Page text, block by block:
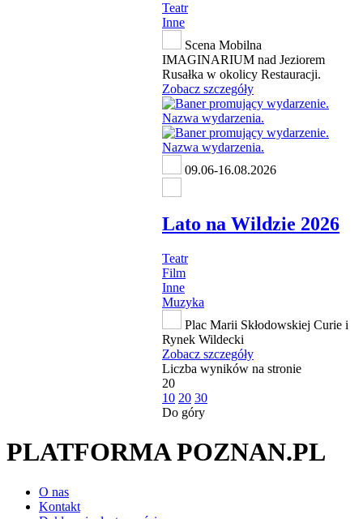
Teatr
Inne
Scena Mobilna
IMAGINARIUM nad Jeziorem
Rusałka w okolicy Restauracji.
Zobacz szczegóły
09.06-16.08.2026
Lato na Wildzie 2026
Teatr
Film
Inne
Muzyka
Plac Marii Skłodowskiej Curie i
Rynek Wildecki
Zobacz szczegóły
Liczba wyników na stronie
20
10 20 30
Do góry
PLATFORMA POZNAN.PL
O nas
Kontakt